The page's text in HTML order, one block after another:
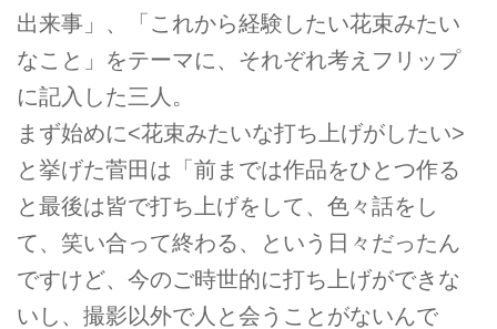
出来事」、「これから経験したい花束みたい
なこと」をテーマに、それぞれ考えフリップ
に記入した三人。
まず始めに<花束みたいな打ち上げがしたい>
と挙げた菅田は「前までは作品をひとつ作る
と最後は皆で打ち上げをして、色々話をし
て、笑い合って終わる、という日々だったん
ですけど、今のご時世的に打ち上げができな
いし、撮影以外で人と会うことがないんで